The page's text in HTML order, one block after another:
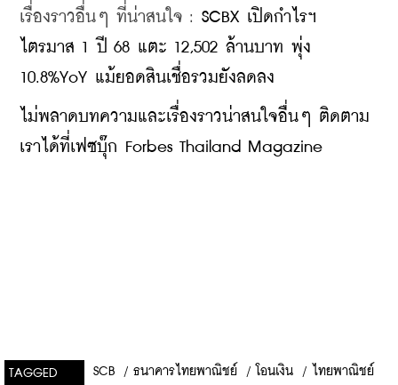
เรื่องราวอื่นๆ ที่น่าสนใจ : SCBX เปิดกำไรฯ
ไตรมาส 1 ปี 68 แตะ 12,502 ล้านบาท พุ่ง
10.8%YoY แม้ยอดสินเชื่อรวมยังลดลง
ไม่พลาดบทความและเรื่องราวน่าสนใจอื่นๆ ติดตาม
เราได้ที่เฟซบุ๊ก Forbes Thailand Magazine
TAGGED
SCB / ธนาคารไทยพาณิชย์ / โอนเงิน / ไทยพาณิชย์